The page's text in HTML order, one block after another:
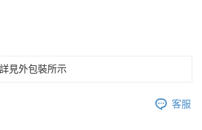
詳見外包裝所示
客服